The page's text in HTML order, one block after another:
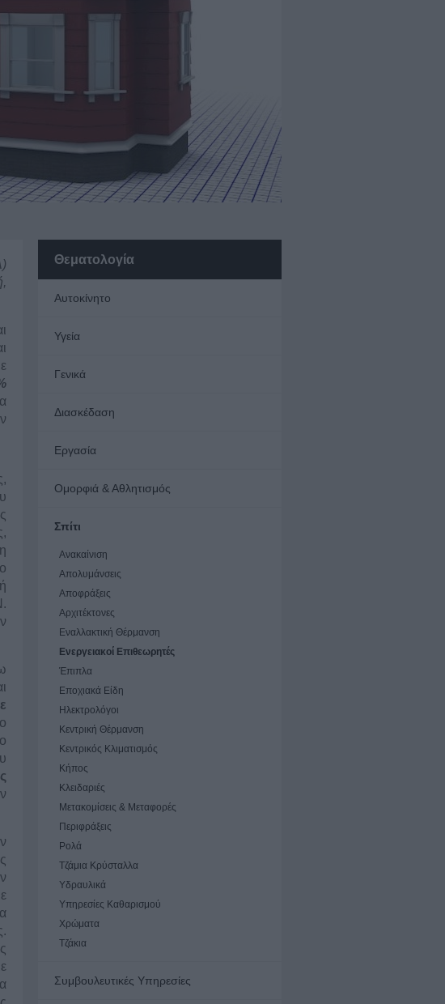
Θεματολογία
Αυτοκίνητο
Υγεία
Γενικά
Διασκέδαση
Εργασία
Ομορφιά & Αθλητισμός
Σπίτι
Ανακαίνιση
Απολυμάνσεις
Αποφράξεις
Αρχιτέκτονες
Εναλλακτική Θέρμανση
Ενεργειακοί Επιθεωρητές
Έπιπλα
Εποχιακά Είδη
Ηλεκτρολόγοι
Κεντρική Θέρμανση
Κεντρικός Κλιματισμός
Κήπος
Κλειδαριές
Μετακομίσεις & Μεταφορές
Περιφράξεις
Ρολά
Τζάμια Κρύσταλλα
Υδραυλικά
Υπηρεσίες Καθαρισμού
Χρώματα
Τζάκια
Συμβουλευτικές Υπηρεσίες